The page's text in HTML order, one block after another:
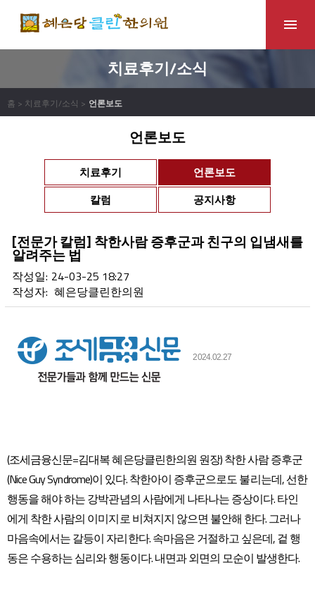
치료후기/소식
홈 > 치료후기/소식 > 언론보도
언론보도
치료후기
언론보도
칼럼
공지사항
[전문가 칼럼] 착한사람 증후군과 친구의 입냄새를
알려주는 법
작성일: 24-03-25 18:27
작성자: 혜은당클린한의원
2024.02.27
​(조세금융신문=김대복 혜은당클린한의원 원장) 착한 사람 증후군
(Nice Guy Syndrome)이 있다. 착한아이 증후군으로도 불리는데, 선한
행동을 해야 하는 강박관념의 사람에게 나타나는 증상이다. 타인
에게 착한 사람의 이미지로 비쳐지지 않으면 불안해 한다. 그러나
마음속에서는 갈등이 자리한다. 속마음은 거절하고 싶은데, 겉 행
동은 수용하는 심리와 행동이다. 내면과 외면의 모순이 발생한다.